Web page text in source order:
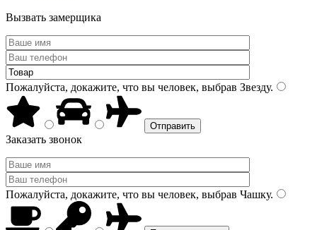
Вызвать замерщика
Пожалуйста, докажите, что вы человек, выбрав Звезду.
Заказать звонок
Пожалуйста, докажите, что вы человек, выбрав Чашку.